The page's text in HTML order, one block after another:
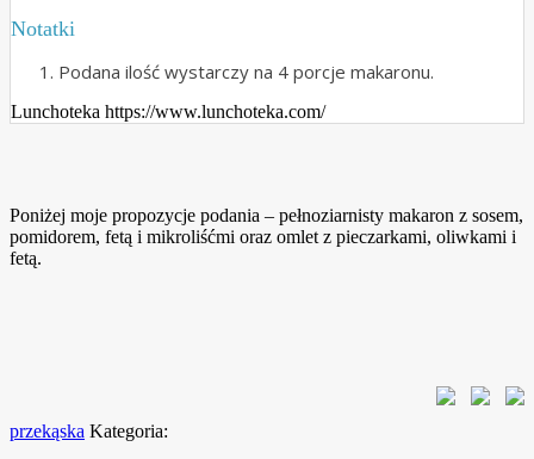
Notatki
Podana ilość wystarczy na 4 porcje makaronu.
Lunchoteka https://www.lunchoteka.com/
Poniżej moje propozycje podania – pełnoziarnisty makaron z sosem,
pomidorem, fetą i mikroliśćmi oraz omlet z pieczarkami, oliwkami i
fetą.
przekąska Kategoria: